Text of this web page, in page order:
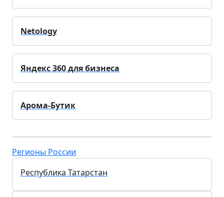
Netology
Яндекс 360 для бизнеса
Арома-Бутик
Регионы России
Республика Татарстан